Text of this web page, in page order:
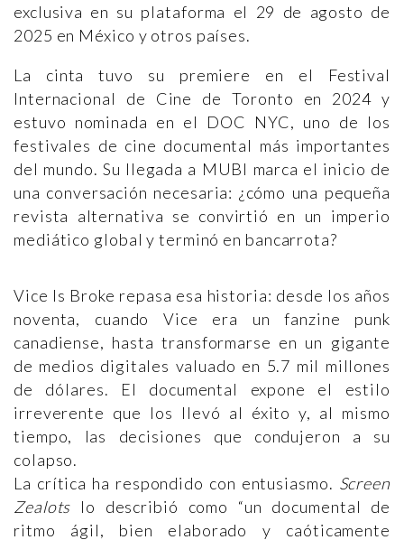
exclusiva en su plataforma el 29 de agosto de
2025 en México y otros países.
La cinta tuvo su premiere en el Festival
Internacional de Cine de Toronto en 2024 y
estuvo nominada en el DOC NYC, uno de los
festivales de cine documental más importantes
del mundo. Su llegada a MUBI marca el inicio de
una conversación necesaria: ¿cómo una pequeña
revista alternativa se convirtió en un imperio
mediático global y terminó en bancarrota?
Vice Is Broke repasa esa historia: desde los años
noventa, cuando Vice era un fanzine punk
canadiense, hasta transformarse en un gigante
de medios digitales valuado en 5.7 mil millones
de dólares. El documental expone el estilo
irreverente que los llevó al éxito y, al mismo
tiempo, las decisiones que condujeron a su
colapso.
La crítica ha respondido con entusiasmo. Screen
Zealots lo describió como “un documental de
ritmo ágil, bien elaborado y caóticamente